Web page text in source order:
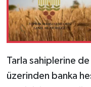
Tarla sahiplerine
üzerinden banka